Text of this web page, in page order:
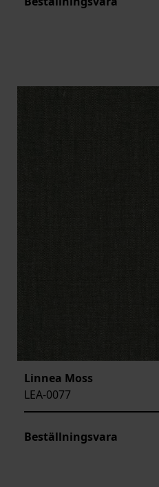
Linnea Moss
LEA-0077
Beställningsvara